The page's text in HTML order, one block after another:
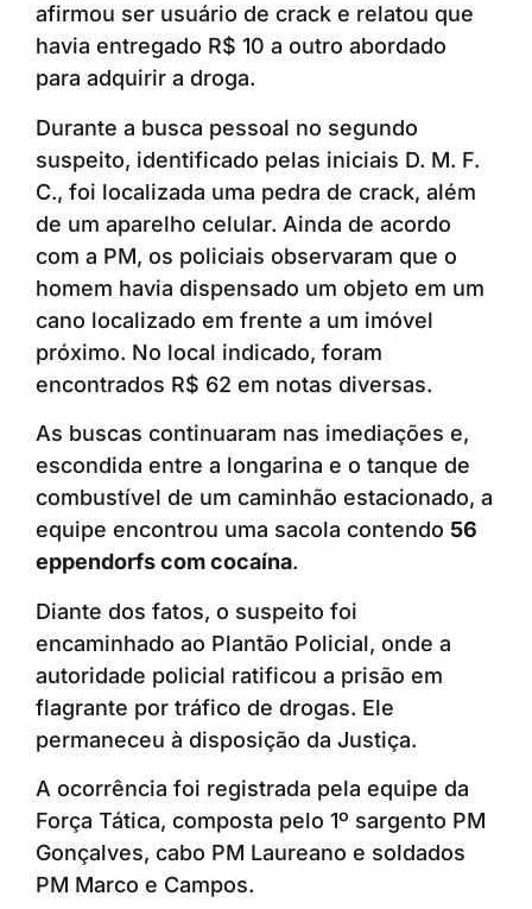
afirmou ser usuário de crack e relatou que
havia entregado R$ 10 a outro abordado
para adquirir a droga.
Durante a busca pessoal no segundo
suspeito, identificado pelas iniciais D. M. F.
C., foi localizada uma pedra de crack, além
de um aparelho celular. Ainda de acordo
com a PM, os policiais observaram que o
homem havia dispensado um objeto em um
cano localizado em frente a um imóvel
próximo. No local indicado, foram
encontrados R$ 62 em notas diversas.
As buscas continuaram nas imediações e,
escondida entre a longarina e o tanque de
combustível de um caminhão estacionado, a
equipe encontrou uma sacola contendo 56
eppendorfs com cocaína.
Diante dos fatos, o suspeito foi
encaminhado ao Plantão Policial, onde a
autoridade policial ratificou a prisão em
flagrante por tráfico de drogas. Ele
permaneceu à disposição da Justiça.
A ocorrência foi registrada pela equipe da
Força Tática, composta pelo 1º sargento PM
Gonçalves, cabo PM Laureano e soldados
PM Marco e Campos.